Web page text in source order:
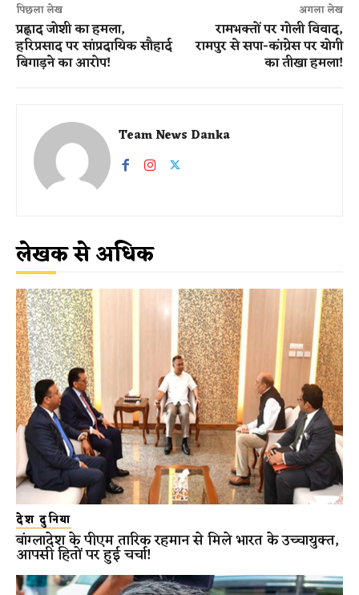
पिछला लेख
प्रह्लाद जोशी का हमला,
हरिप्रसाद पर सांप्रदायिक सौहार्द
बिगाड़ने का आरोप!
अगला लेख
रामभक्तों पर गोली विवाद,
रामपुर से सपा-कांग्रेस पर योगी
का तीखा हमला!
Team News Danka
लेखक से अधिक
देश दुनिया
बांग्लादेश के पीएम तारिक रहमान से मिले भारत के उच्चायुक्त,
आपसी हितों पर हुई चर्चा!